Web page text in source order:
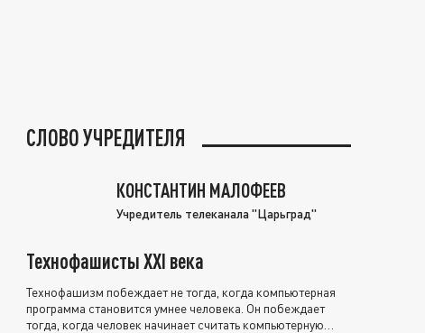
СЛОВО УЧРЕДИТЕЛЯ
КОНСТАНТИН МАЛОФЕЕВ
Учредитель телеканала "Царьград"
Технофашисты XXI века
Технофашизм побеждает не тогда, когда компьютерная
программа становится умнее человека. Он побеждает
тогда, когда человек начинает считать компьютерную